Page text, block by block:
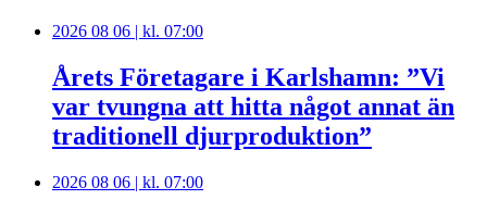
2026 08 06 | kl. 07:00
Årets Företagare i Karlshamn: ”Vi
var tvungna att hitta något annat än
traditionell djurproduktion”
2026 08 06 | kl. 07:00